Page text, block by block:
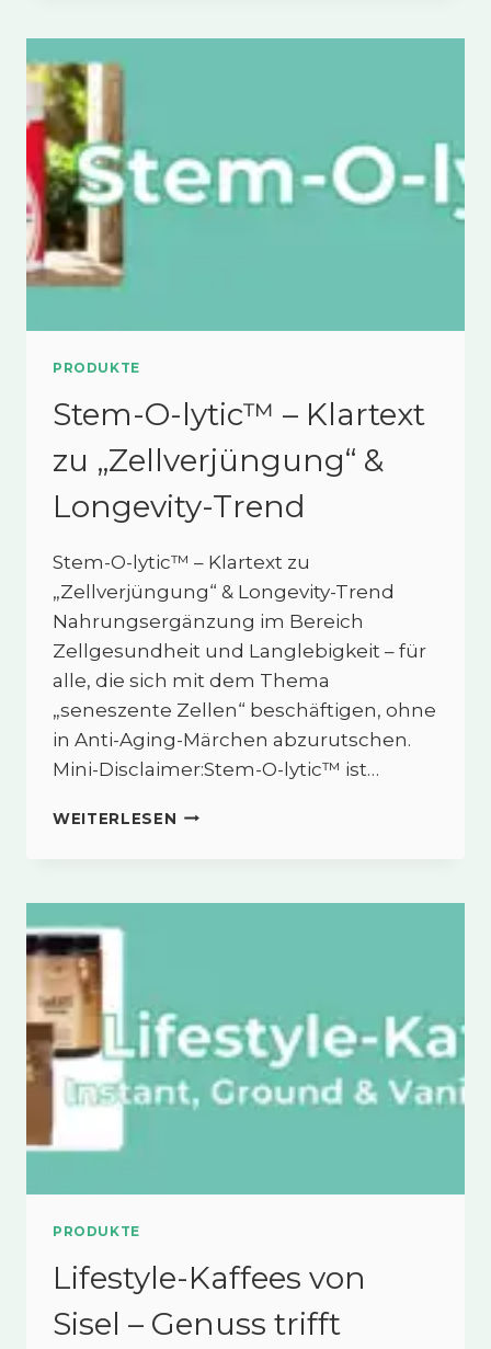
MUSKELAUFBAU
PRODUKTE
Stem-O-lytic™ – Klartext
zu „Zellverjüngung“ &
Longevity-Trend
Stem-O-lytic™ – Klartext zu
„Zellverjüngung“ & Longevity-Trend
Nahrungsergänzung im Bereich
Zellgesundheit und Langlebigkeit – für
alle, die sich mit dem Thema
„seneszente Zellen“ beschäftigen, ohne
in Anti-Aging-Märchen abzurutschen.
Mini-Disclaimer:Stem-O-lytic™ ist…
WEITERLESEN STEM-
KLARTEXT
TREND
PRODUKTE
Lifestyle-Kaffees von
Sisel – Genuss trifft